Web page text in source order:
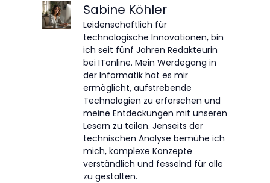
Sabine Köhler
Leidenschaftlich für
technologische Innovationen, bin
ich seit fünf Jahren Redakteurin
bei ITonline. Mein Werdegang in
der Informatik hat es mir
ermöglicht, aufstrebende
Technologien zu erforschen und
meine Entdeckungen mit unseren
Lesern zu teilen. Jenseits der
technischen Analyse bemühe ich
mich, komplexe Konzepte
verständlich und fesselnd für alle
zu gestalten.